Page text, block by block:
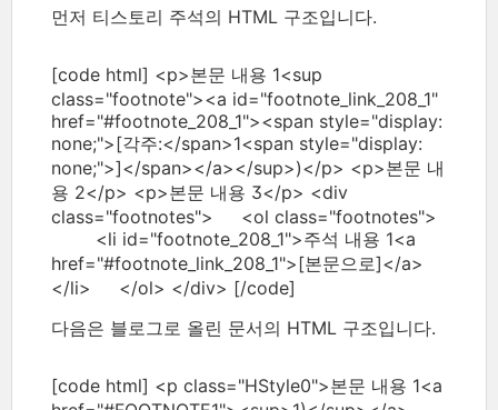
먼저 티스토리 주석의 HTML 구조입니다.
[code html] <p>본문 내용 1<sup
class="footnote"><a id="footnote_link_208_1"
href="#footnote_208_1"><span style="display:
none;">[각주:</span>1<span style="display:
none;">]</span></a></sup>)</p> <p>본문 내
용 2</p> <p>본문 내용 3</p> <div
class="footnotes"> <ol class="footnotes">
<li id="footnote_208_1">주석 내용 1<a
href="#footnote_link_208_1">[본문으로]</a>
</li> </ol> </div> [/code]
다음은 블로그로 올린 문서의 HTML 구조입니다.
[code html] <p class="HStyle0">본문 내용 1<a